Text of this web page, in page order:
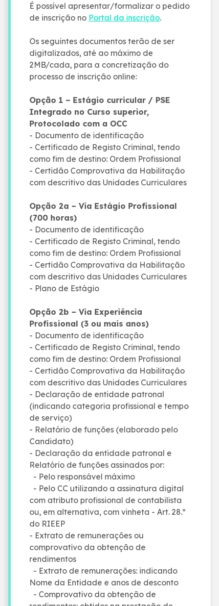
É possível apresentar/formalizar o pedido
de inscrição no Portal da inscrição.
Os seguintes documentos terão de ser
digitalizados, até ao máximo de
2MB/cada, para a concretização do
processo de inscrição online:
Opção 1 – Estágio curricular / PSE
Integrado no Curso superior,
Protocolado com a OCC
- Documento de identificação
- Certificado de Registo Criminal, tendo
como fim de destino: Ordem Profissional
- Certidão Comprovativa da Habilitação
com descritivo das Unidades Curriculares
Opção 2a – Via Estágio Profissional
(700 horas)
- Documento de identificação
- Certificado de Registo Criminal, tendo
como fim de destino: Ordem Profissional
- Certidão Comprovativa da Habilitação
com descritivo das Unidades Curriculares
- Plano de Estágio
Opção 2b – Via Experiência
Profissional (3 ou mais anos)
- Documento de identificação
- Certificado de Registo Criminal, tendo
como fim de destino: Ordem Profissional
- Certidão Comprovativa da Habilitação
com descritivo das Unidades Curriculares
- Declaração de entidade patronal
(indicando categoria profissional e tempo
de serviço)
- Relatório de funções (elaborado pelo
Candidato)
- Declaração da entidade patronal e
Relatório de funções assinados por:
- Pelo responsável máximo
- Pelo CC utilizando a assinatura digital
com atributo profissional de contabilista
ou, em alternativa, com vinheta - Art. 28.º
do RIEEP
- Extrato de remunerações ou
comprovativo da obtenção de
rendimentos
- Extrato de remunerações: indicando
Nome da Entidade e anos de desconto
- Comprovativo da obtenção de